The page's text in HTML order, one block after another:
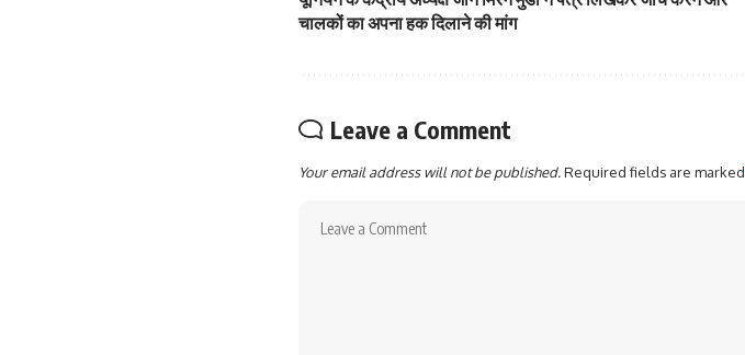
चालकों का अपना हक दिलाने की मांग
Leave a Comment
Your email address will not be published.Required fields are marked